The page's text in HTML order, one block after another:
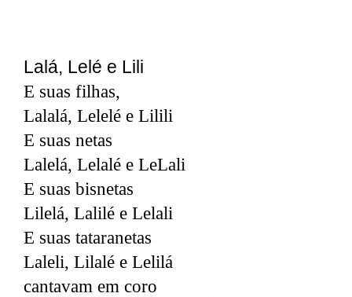
Lalá, Lelé e Lili
E suas filhas,
Lalalá, Lelelé e Lilili
E suas netas
Lalelá, Lelalé e LeLali
E suas bisnetas
Lilelá, Lalilé e Lelali
E suas tataranetas
Laleli, Lilalé e Lelilá
cantavam em coro